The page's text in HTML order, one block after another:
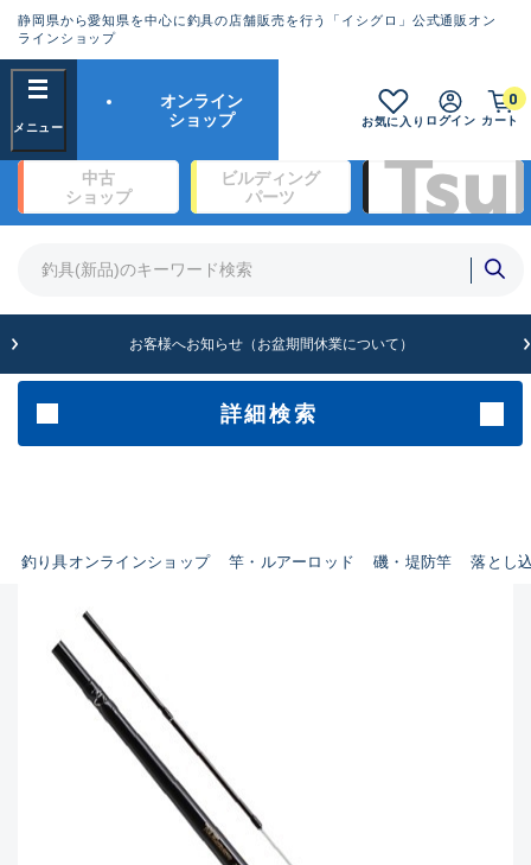
静岡県から愛知県を中心に釣具の店舗販売を行う「イシグロ」公式通販オン
ラインショップ
オンライン
ショップ
お気に入り ログイン カート
0
中古
ショップ
ビルディング
パーツ
お客様へお知らせ（お盆期間休業について）
詳細検索
釣り具オンラインショップ 竿・ルアーロッド 磯・堤防竿 落とし
フリーワード
商品カテゴリ
リール・カスタムパーツ(342)
ライン・ハリス・道糸(761)
針・仕掛(319)
新商品(35)
おすすめ
在庫有のみ
セール(224)
ランクとは？
良
SA
新古品（メーカー問屋から仕入
れた未使用品）
※店頭展示時の置き傷が付いている
ものも含む
傷が極めて少ない極上品